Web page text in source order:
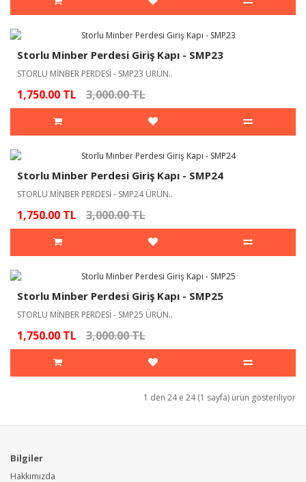
Storlu Minber Perdesi Giriş Kapı - SMP23
STORLU MİNBER PERDESİ - SMP23 ÜRÜN..
1,750.00 TL 3,000.00 TL
Storlu Minber Perdesi Giriş Kapı - SMP24
STORLU MİNBER PERDESİ - SMP24 ÜRÜN..
1,750.00 TL 3,000.00 TL
Storlu Minber Perdesi Giriş Kapı - SMP25
STORLU MİNBER PERDESİ - SMP25 ÜRÜN..
1,750.00 TL 3,000.00 TL
1 den 24 e 24 (1 sayfa) ürün gösteriliyor
Bilgiler
Hakkımızda